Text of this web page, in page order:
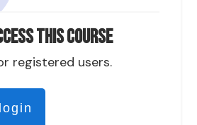
this course
registered users.